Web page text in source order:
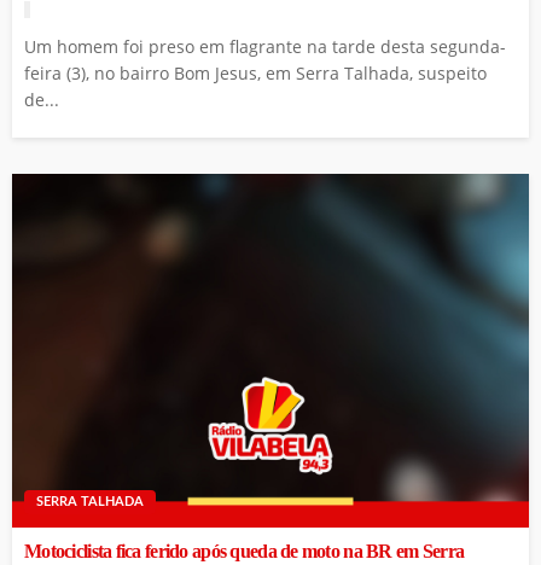
Um homem foi preso em flagrante na tarde desta segunda-
feira (3), no bairro Bom Jesus, em Serra Talhada, suspeito
de...
SERRA TALHADA
Motociclista fica ferido após queda de moto na BR em Serra